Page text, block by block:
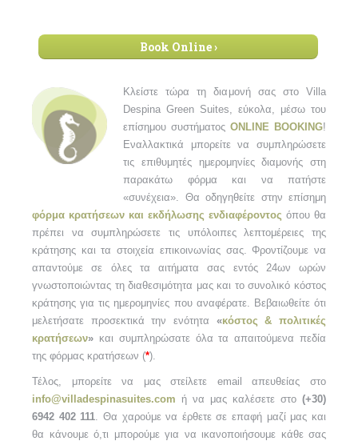
Book Online ›
Κλείστε τώρα τη διαμονή σας στο Villa
Despina Green Suites, εύκολα, μέσω του
επίσημου συστήματος ONLINE BOOKING!
Εναλλακτικά μπορείτε να συμπληρώσετε
τις επιθυμητές ημερομηνίες διαμονής στη
παρακάτω φόρμα και να πατήστε
«συνέχεια». Θα οδηγηθείτε στην επίσημη
φόρμα κρατήσεων και εκδήλωσης ενδιαφέροντος όπου θα
πρέπει να συμπληρώσετε τις υπόλοιπες λεπτομέρειες της
κράτησης και τα στοιχεία επικοινωνίας σας. Φροντίζουμε να
απαντούμε σε όλες τα αιτήματα σας εντός 24ων ωρών
γνωστοποιώντας τη διαθεσιμότητα μας και το συνολικό κόστος
κράτησης για τις ημερομηνίες που αναφέρατε. Βεβαιωθείτε ότι
μελετήσατε προσεκτικά την ενότητα «κόστος & πολιτικές
κρατήσεων» και συμπληρώσατε όλα τα απαιτούμενα πεδία
της φόρμας κρατήσεων (*).
Τέλος, μπορείτε να μας στείλετε email απευθείας στο
info@villadespinasuites.com ή να μας καλέσετε στο (+30)
6942 402 111. Θα χαρούμε να έρθετε σε επαφή μαζί μας και
θα κάνουμε ό,τι μπορούμε για να ικανοποιήσουμε κάθε σας